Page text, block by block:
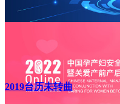
2019台历未转曲